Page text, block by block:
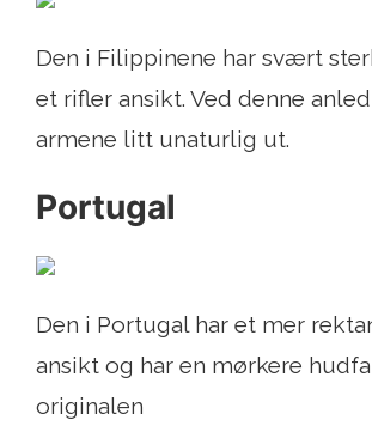
Den i Filippinene har svært
et rifler ansikt. Ved denne
armene litt unaturlig ut.
Portugal
Den i Portugal har et mer
ansikt og har en mørkere
originalen